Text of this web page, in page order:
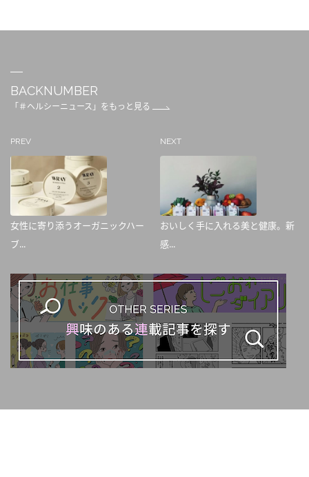
BACKNUMBER
「＃ヘルシーニュース」をもっと見る
PREV
女性に寄り添うオーガニックハー
ブ...
NEXT
おいしく手に入れる美と健康。新
感...